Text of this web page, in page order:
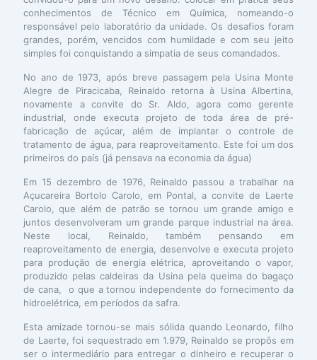
conhecimentos de Técnico em Química, nomeando-o
responsável pelo laboratório da unidade. Os desafios foram
grandes, porém, vencidos com humildade e com seu jeito
simples foi conquistando a simpatia de seus comandados.
No ano de 1973, após breve passagem pela Usina Monte
Alegre de Piracicaba, Reinaldo retorna à Usina Albertina,
novamente a convite do Sr. Aldo, agora como gerente
industrial, onde executa projeto de toda área de pré-
fabricação de açúcar, além de implantar o controle de
tratamento de água, para reaproveitamento. Este foi um dos
primeiros do país (já pensava na economia da água)
Em 15 dezembro de 1976, Reinaldo passou a trabalhar na
Açucareira Bortolo Carolo, em Pontal, a convite de Laerte
Carolo, que além de patrão se tornou um grande amigo e
juntos desenvolveram um grande parque industrial na área.
Neste local, Reinaldo, também pensando em
reaproveitamento de energia, desenvolve e executa projeto
para produção de energia elétrica, aproveitando o vapor,
produzido pelas caldeiras da Usina pela queima do bagaço
de cana, o que a tornou independente do fornecimento da
hidroelétrica, em períodos da safra.
Esta amizade tornou-se mais sólida quando Leonardo, filho
de Laerte, foi sequestrado em 1.979, Reinaldo se propôs em
ser o intermediário para entregar o dinheiro e recuperar o